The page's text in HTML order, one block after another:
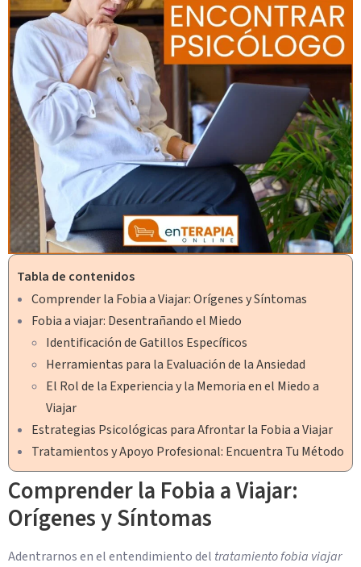
Tabla de contenidos
Comprender la Fobia a Viajar: Orígenes y Síntomas
Fobia a viajar: Desentrañando el Miedo
Identificación de Gatillos Específicos
Herramientas para la Evaluación de la Ansiedad
El Rol de la Experiencia y la Memoria en el Miedo a
Viajar
Estrategias Psicológicas para Afrontar la Fobia a Viajar
Tratamientos y Apoyo Profesional: Encuentra Tu Método
Comprender la Fobia a Viajar:
Orígenes y Síntomas
Adentrarnos en el entendimiento del tratamiento fobia viajar